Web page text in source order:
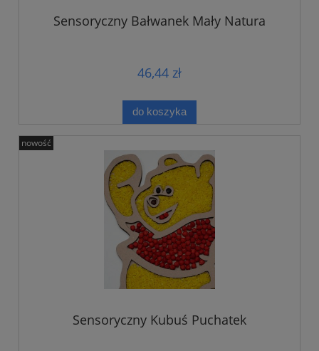
Sensoryczny Bałwanek Mały Natura
46,44 zł
do koszyka
Sensoryczny Kubuś Puchatek
nowość